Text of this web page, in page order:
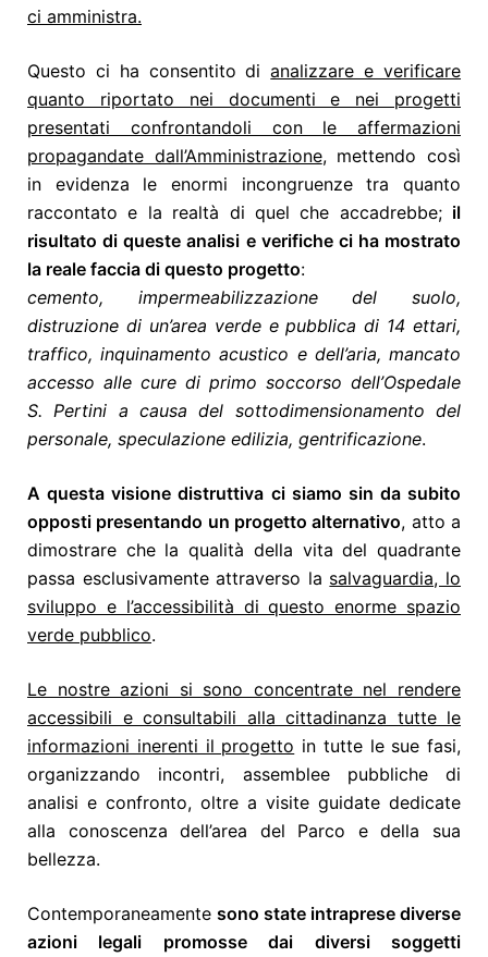
ci amministra.
Questo ci ha consentito dianalizzare e verificare
quanto riportato nei documenti e nei progetti
presentati confrontandoli con le affermazioni
propagandate dall’Amministrazione, mettendo così
in evidenza le enormi incongruenze tra quanto
raccontato e la realtà di quel che accadrebbe; il
risultato di queste analisi e verifiche ci ha mostrato
la reale faccia di questo progetto:
cemento, impermeabilizzazione del suolo,
distruzione di un’area verde e pubblica di 14 ettari,
traffico, inquinamento acustico e dell’aria, mancato
accesso alle cure di primo soccorso dell’Ospedale
S. Pertini a causa del sottodimensionamento del
personale, speculazione edilizia, gentrificazione.
A questa visione distruttiva ci siamo sin da subito
opposti presentando un progetto alternativo, atto a
dimostrare che la qualità della vita del quadrante
passa esclusivamente attraverso la salvaguardia, lo
sviluppo e l’accessibilità di questo enorme spazio
verde pubblico.
Le nostre azioni si sono concentrate nel rendere
accessibili e consultabili alla cittadinanza tutte le
informazioni inerenti il progetto in tutte le sue fasi,
organizzando incontri, assemblee pubbliche di
analisi e confronto, oltre a visite guidate dedicate
alla conoscenza dell’area del Parco e della sua
bellezza.
Contemporaneamente sono state intraprese diverse
azioni legali promosse dai diversi soggetti